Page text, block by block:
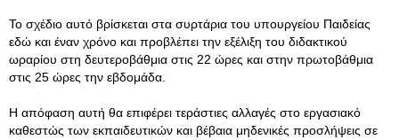
Το σχέδιο αυτό βρίσκεται στα συρτάρια του υπουργείου Παιδείας
εδώ και έναν χρόνο και προβλέπει την εξέλιξη του διδακτικού
ωραρίου στη δευτεροβάθμια στις 22 ώρες και στην πρωτοβάθμια
στις 25 ώρες την εβδομάδα.
Η απόφαση αυτή θα επιφέρει τεράστιες αλλαγές στο εργασιακό
καθεστώς των εκπαιδευτικών και βέβαια μηδενικές προσλήψεις σε